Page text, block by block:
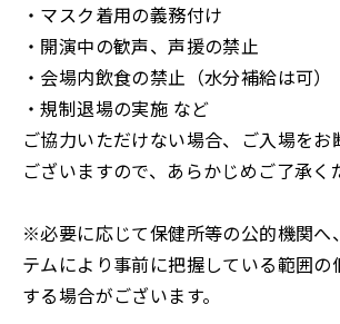
・マスク着用の義務付け
・開演中の歓声、声援の禁止
・会場内飲食の禁止（水分補給は可）
・規制退場の実施 など
ご協力いただけない場合、ご入場をお
ございますので、あらかじめご了承く
※必要に応じて保健所等の公的機関へ
テムにより事前に把握している範囲の
する場合がございます。